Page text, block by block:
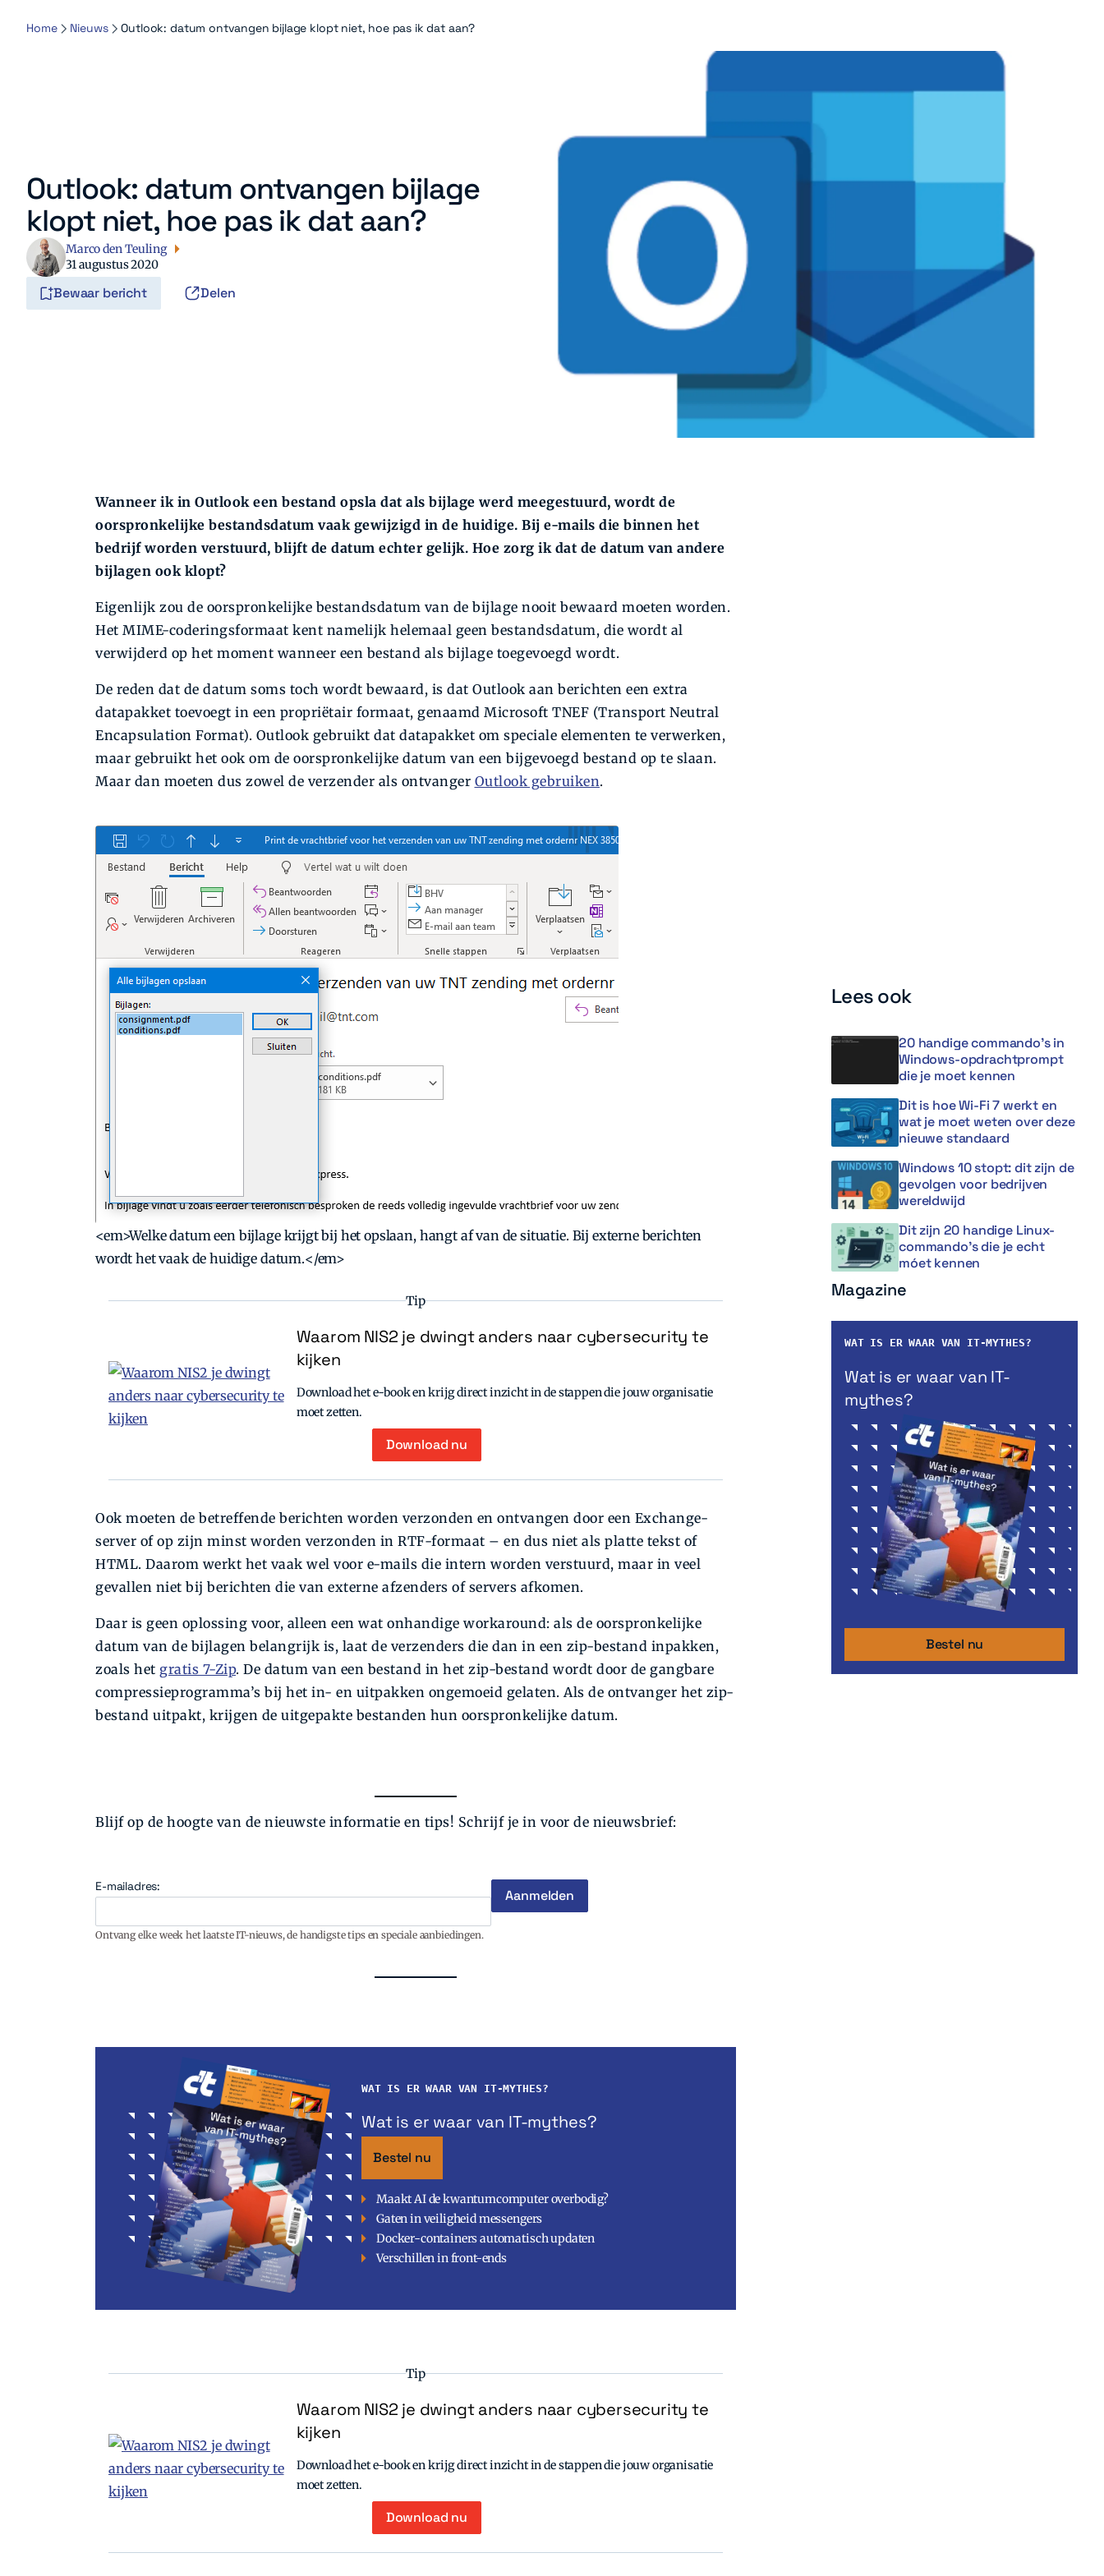
Home Nieuws Outlook: datum ontvangen bijlage klopt niet, hoe pas ik dat aan?
Outlook: datum ontvangen bijlage
klopt niet, hoe pas ik dat aan?
Marco den Teuling
31 augustus 2020
Bewaar bericht Delen
Wanneer ik in Outlook een bestand opsla dat als bijlage werd meegestuurd, wordt de
oorspronkelijke bestandsdatum vaak gewijzigd in de huidige. Bij e-mails die binnen het
bedrijf worden verstuurd, blijft de datum echter gelijk. Hoe zorg ik dat de datum van andere
bijlagen ook klopt?
Eigenlijk zou de oorspronkelijke bestandsdatum van de bijlage nooit bewaard moeten worden.
Het MIME-coderingsformaat kent namelijk helemaal geen be­stands­datum, die wordt al
verwijderd op het moment wanneer een bestand als bijlage toegevoegd wordt.
De reden dat de datum soms toch wordt bewaard, is dat Outlook aan berichten een extra
datapakket toevoegt in een propriëtair formaat, genaamd Microsoft TNEF (Transport Neutral
Encapsulation Format). Outlook gebruikt dat datapakket om speciale elementen te verwerken,
maar gebruikt het ook om de oorspronkelijke datum van een bijgevoegd bestand op te slaan.
Maar dan moeten dus zowel de verzender als ontvanger Outlook gebruiken.
<em>Welke datum een bijlage krijgt bij het opslaan, hangt af van de situatie. Bij externe berichten
wordt het vaak de huidige datum.</em>
Tip
Waarom NIS2 je dwingt anders naar cybersecurity te
kijken
Download het e-book en krijg direct inzicht in de stappen die jouw organisatie
moet zetten.
Download nu
Ook moeten de betreffende berichten worden verzonden en ontvangen door een Exchange-
server of op zijn minst worden verzonden in RTF-formaat – en dus niet als platte tekst of
HTML. Daarom werkt het vaak wel voor e-mails die intern worden verstuurd, maar in veel
gevallen niet bij berichten die van externe afzenders of servers afkomen.
Daar is geen oplossing voor, alleen een wat onhandige workaround: als de oorspronkelijke
datum van de bijlagen belangrijk is, laat de verzenders die dan in een zip-bestand inpakken,
zoals het gratis 7-Zip. De datum van een bestand in het zip-bestand wordt door de gangbare
compressieprogramma’s bij het in- en uitpakken ongemoeid ge­laten. Als de ontvanger het zip-
bestand uitpakt, krijgen de uitgepakte bestanden hun oorspronkelijke datum.
Blijf op de hoogte van de nieuwste informatie en tips! Schrijf je in voor de nieuwsbrief:
E-mailadres:
Ontvang elke week het laatste IT-nieuws, de handigste tips en speciale aanbiedingen.
WAT IS ER WAAR VAN IT-MYTHES?
Wat is er waar van IT-mythes?
Maakt AI de kwantumcomputer overbodig?
Gaten in veiligheid messengers
Docker-containers automatisch updaten
Verschillen in front-ends
Bestel nu
Tip
Waarom NIS2 je dwingt anders naar cybersecurity te
kijken
Download het e-book en krijg direct inzicht in de stappen die jouw organisatie
moet zetten.
Download nu
Lees ook
20 handige commando’s in
Windows-opdrachtprompt
die je moet kennen
Dit is hoe Wi-Fi 7 werkt en
wat je moet weten over deze
nieuwe standaard
Windows 10 stopt: dit zijn de
gevolgen voor bedrijven
wereldwijd
Dit zijn 20 handige Linux-
commando’s die je echt
móet kennen
Magazine
WAT IS ER WAAR VAN IT-MYTHES?
Wat is er waar van IT-
mythes?
Bestel nu